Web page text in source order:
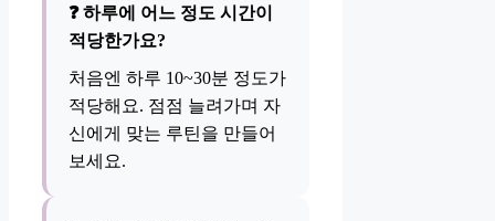
❓ 하루에 어느 정도 시간이
적당한가요?
처음엔 하루 10~30분 정도가
적당해요. 점점 늘려가며 자
신에게 맞는 루틴을 만들어
보세요.